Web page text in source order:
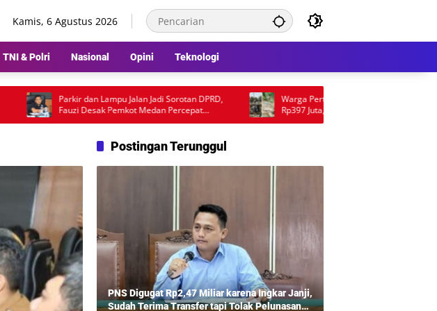
Kamis, 6 Agustus 2026
TNI & Polri Nasional Opini Teknologi
Parkir dan Lampu Jalan Jadi Sorotan DPRD,
Fauzi Desak Pemkot Medan Percepat
Pembenahan
Warga Pertanyakan Mutu Proyek Jembatan
Rp397 Juta, Penggunaan Pondasi Lama Picu
Desakan Audit Lapangan
Postingan Terunggul
PNS Digugat Rp2,47 Miliar karena Ingkar Janji,
Sudah Terima Transfer tapi Tolak Pelunasan